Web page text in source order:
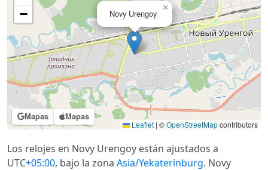
Mapas Mapas
Novy Urengoy
×
−
Leaflet | ©OpenStreetMapcontributors
Los relojes en Novy Urengoy están ajustados a
UTC+05:00, bajo la zona Asia/Yekaterinburg. Novy